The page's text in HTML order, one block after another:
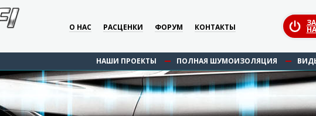
О НАС РАСЦЕНКИ ФОРУМ КОНТАКТЫ
НАШИ ПРОЕКТЫ ПОЛНАЯ ШУМОИЗОЛЯЦИЯ